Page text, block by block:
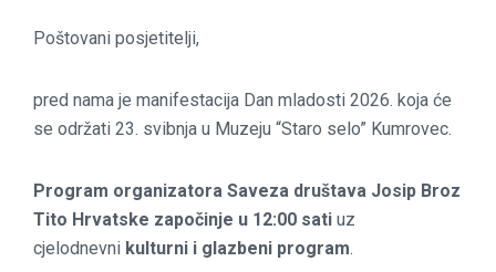
Poštovani posjetitelji,
pred nama je manifestacija Dan mladosti 2026. koja će
se održati 23. svibnja u Muzeju “Staro selo” Kumrovec.
Program organizatora Saveza društava Josip Broz
Tito Hrvatske započinje u 12:00 sati uz
cjelodnevni kulturni i glazbeni program.